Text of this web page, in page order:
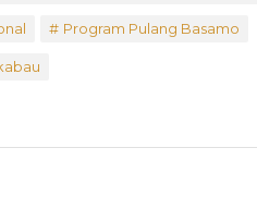
Program Pulang Basamo